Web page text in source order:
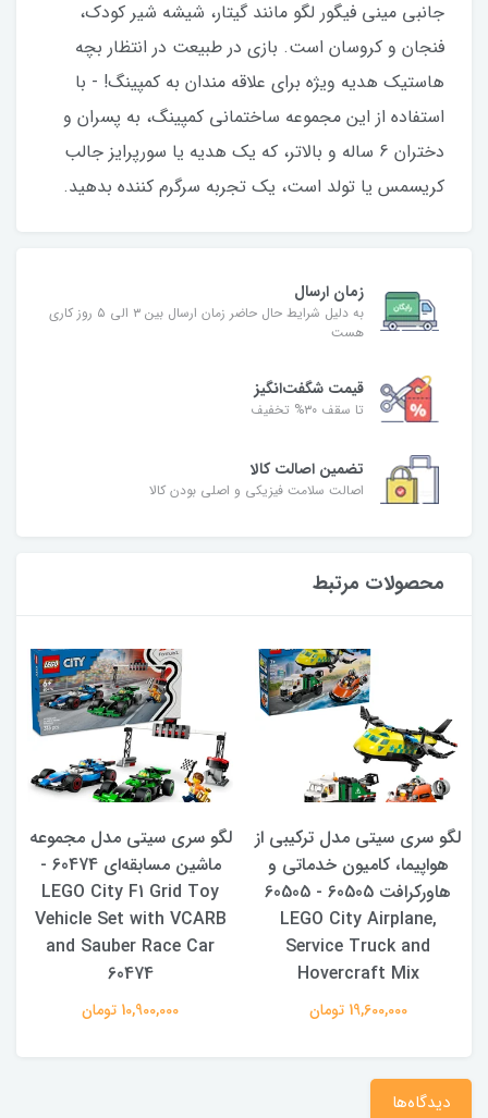
جانبی مینی فیگور لگو مانند گیتار، شیشه شیر کودک،
فنجان و کروسان است. بازی در طبیعت در انتظار بچه
هاستیک هدیه ویژه برای علاقه مندان به کمپینگ! - با
استفاده از این مجموعه ساختمانی کمپینگ، به پسران و
دختران 6 ساله و بالاتر، که یک هدیه یا سورپرایز جالب
کریسمس یا تولد است، یک تجربه سرگرم کننده بدهید.
زمان ارسال
به دلیل شرایط حال حاضر زمان ارسال بین ۳ الی ۵ روز کاری
هست
قیمت شگفت‌انگیز
تا سقف ۳۰% تخفیف
تضمین اصالت کالا
اصالت سلامت فیزیکی و اصلی بودن کالا
محصولات مرتبط
لگو سری سیتی مدل ترکیبی از
هواپیما، کامیون خدماتی و
هاورکرافت 60505 - 60505
LEGO City Airplane,
Service Truck and
Hovercraft Mix
19,600,000 تومان
لگو سری سیتی مدل مجموعه
ماشین مسابقه‌ای 60474 -
LEGO City F1 Grid Toy
Vehicle Set with VCARB
and Sauber Race Car
60474
10,900,000 تومان
دیدگاه‌ها